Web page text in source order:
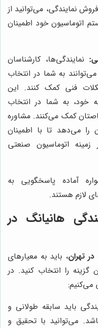
نمایندگی، می‌توانید از
اتوماسیون خود اطمینان
نمایندگی‌ها، کارشناسان
به شما در انتخاب
فنی کمک کنند. این
خود، به شما در انتخاب
کمک می‌کنند. مشاوره
می‌دهد تا با اطمینان
اتوماسیون صنعتی
آماده پاسخگویی به
لازم هستند.
هانیانگ در
تهران، باید به معیارهای
گزینه را انتخاب کنید. در
می‌کنیم:
باید سابقه طولانی و
می‌توانید با تحقیق و